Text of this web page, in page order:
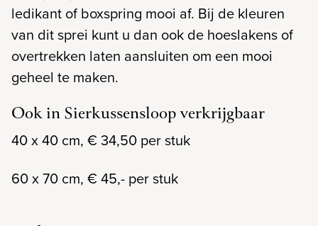
ledikant of boxspring mooi af. Bij de kleuren
van dit sprei kunt u dan ook de hoeslakens of
overtrekken laten aansluiten om een mooi
geheel te maken.
Ook in Sierkussensloop verkrijgbaar
40 x 40 cm, € 34,50 per stuk
60 x 70 cm, € 45,- per stuk